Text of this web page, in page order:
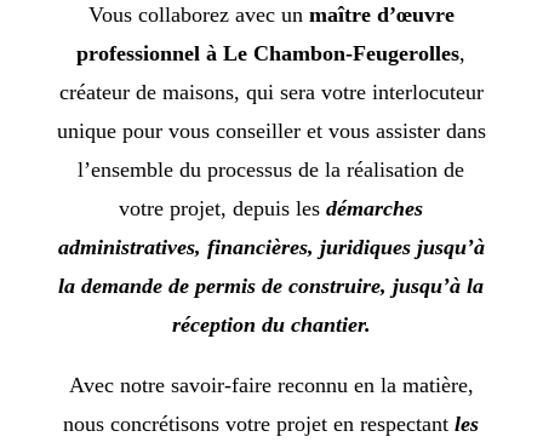
Vous collaborez avec un maître d’œuvre
professionnel à Le Chambon-Feugerolles,
créateur de maisons, qui sera votre interlocuteur
unique pour vous conseiller et vous assister dans
l’ensemble du processus de la réalisation de
votre projet, depuis lesdémarches
administratives, financières, juridiques jusqu’à
la demande de permis de construire, jusqu’à la
réception du chantier.
Avec notre savoir-faire reconnu en la matière,
nous concrétisons votre projet en respectantles